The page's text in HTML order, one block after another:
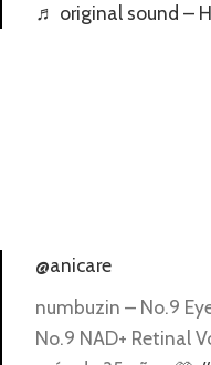
♬ original sound –
@anicare
numbuzin – No.9
No.9 NAD+ Retinal